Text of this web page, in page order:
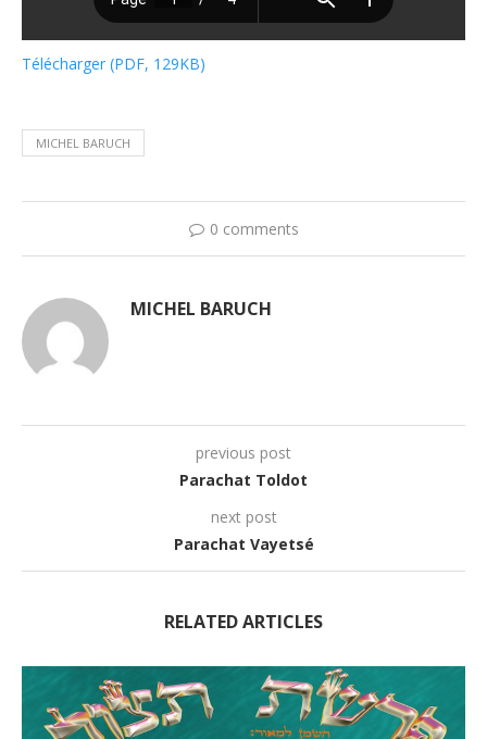
Télécharger (PDF, 129KB)
MICHEL BARUCH
0 comments
MICHEL BARUCH
previous post
Parachat Toldot
next post
Parachat Vayetsé
RELATED ARTICLES